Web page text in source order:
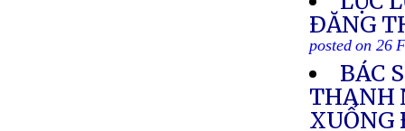
ÐĂNG
posted on 26
BÁC
THANH
XUỐNG